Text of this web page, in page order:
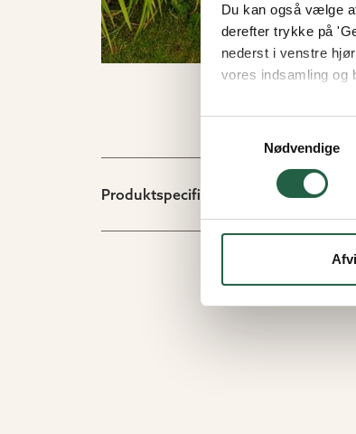
Du kan også vælge
derefter trykke på
nederst i venstre
vores indsamling og
Få flere
Nødvendige
Produktspecifikation